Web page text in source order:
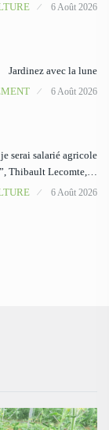
6 Août 2026
Jardinez avec la lune
6 Août 2026
serai salarié agricole
Thibault Lecomte,…
6 Août 2026